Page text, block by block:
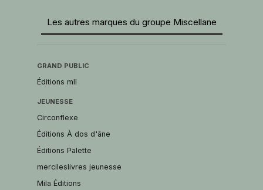
Les autres marques du groupe Miscellane
GRAND PUBLIC
Éditions mll
JEUNESSE
Circonflexe
Éditions À dos d'âne
Éditions Palette
mercileslivres jeunesse
Mila Éditions